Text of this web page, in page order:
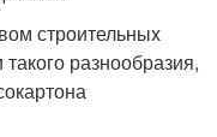
строительных
разнообразия,